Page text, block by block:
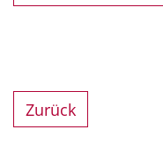
Zurück